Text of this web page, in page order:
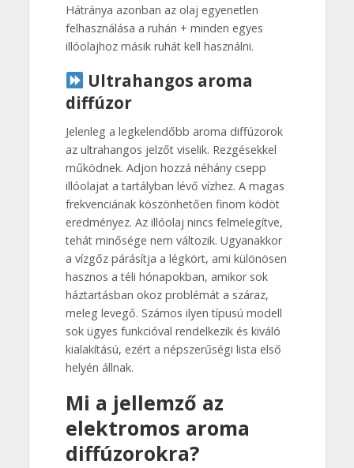
Hátránya azonban az olaj egyenetlen
felhasználása a ruhán + minden egyes
illóolajhoz másik ruhát kell használni.
Ultrahangos aroma
diffúzor
Jelenleg a legkelendőbb aroma diffúzorok
az ultrahangos jelzőt viselik. Rezgésekkel
működnek. Adjon hozzá néhány csepp
illóolajat a tartályban lévő vízhez. A magas
frekvenciának köszönhetően finom ködöt
eredményez. Az illóolaj nincs felmelegítve,
tehát minősége nem változik. Ugyanakkor
a vízgőz párásítja a légkört, ami különösen
hasznos a téli hónapokban, amikor sok
háztartásban okoz problémát a száraz,
meleg levegő. Számos ilyen típusú modell
sok ügyes funkcióval rendelkezik és kiváló
kialakítású, ezért a népszerűségi lista első
helyén állnak.
Mi a jellemző az
elektromos aroma
diffúzorokra?